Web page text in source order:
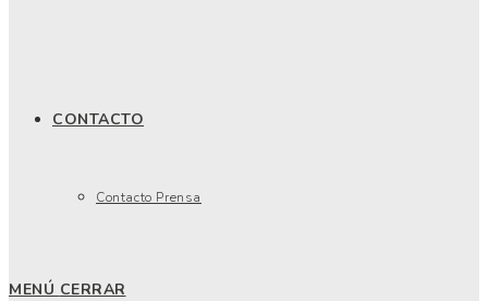
CONTACTO
Contacto Prensa
MENÚ CERRAR